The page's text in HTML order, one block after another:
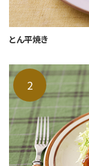
とん平焼き